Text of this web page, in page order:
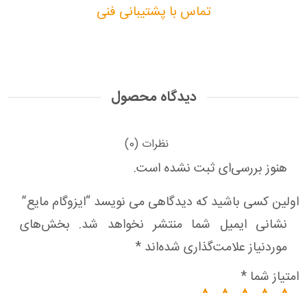
تماس با پشتیبانی فنی
دیدگاه محصول
نظرات (0)
هنوز بررسی‌ای ثبت نشده است.
اولین کسی باشید که دیدگاهی می نویسد “ایزوگام مایع”
نشانی ایمیل شما منتشر نخواهد شد. بخش‌های
موردنیاز علامت‌گذاری شده‌اند *
امتیاز شما *